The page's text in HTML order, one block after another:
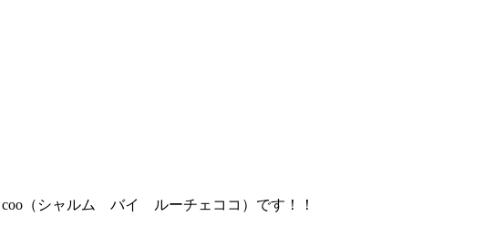
coo（シャルム バイ ルーチェココ）です！！